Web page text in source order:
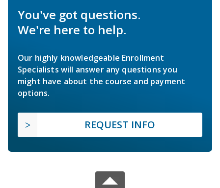
You've got questions.
We're here to help.
Our highly knowledgeable Enrollment
Specialists will answer any questions you
might have about the course and payment
options.
REQUEST INFO